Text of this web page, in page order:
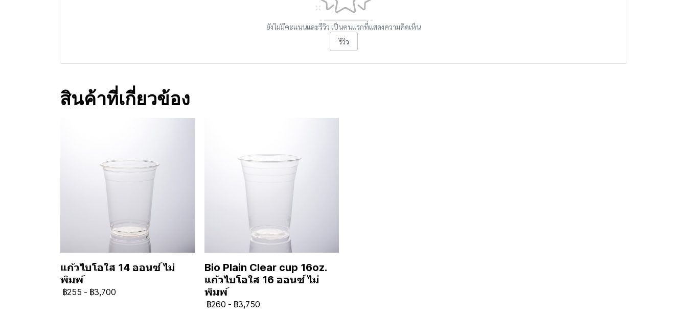
ยังไม่มีคะแนนและรีวิว เป็นคนแรกที่แสดงความคิดเห็น
รีวิว
สินค้าที่เกี่ยวข้อง
แก้วไบโอใส 14 ออนซ์ ไม่
พิมพ์
฿255 - ฿3,700
Bio Plain Clear cup 16oz.
แก้วไบโอใส 16 ออนซ์ ไม่
พิมพ์
฿260 - ฿3,750